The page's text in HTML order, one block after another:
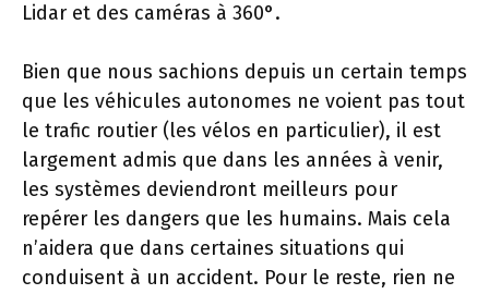
Lidar et des caméras à 360°.
Bien que nous sachions depuis un certain temps
que les véhicules autonomes ne voient pas tout
le trafic routier (les vélos en particulier), il est
largement admis que dans les années à venir,
les systèmes deviendront meilleurs pour
repérer les dangers que les humains. Mais cela
n’aidera que dans certaines situations qui
conduisent à un accident. Pour le reste, rien ne